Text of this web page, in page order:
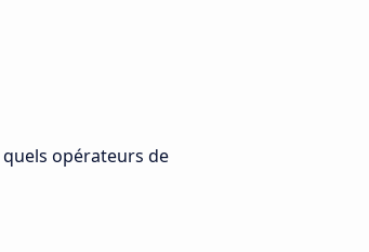
quels opérateurs de